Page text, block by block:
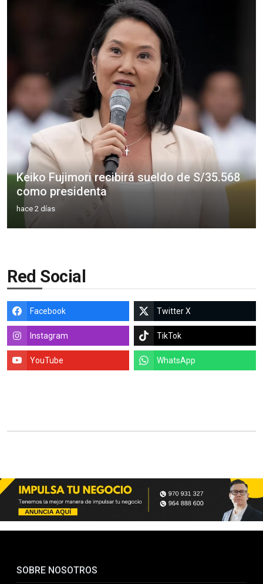
Keiko Fujimori recibirá sueldo de S/35.568
como presidenta
hace 2 días
Red Social
Facebook Twitter X
Instagram TikTok
YouTube WhatsApp
SOBRE NOSOTROS